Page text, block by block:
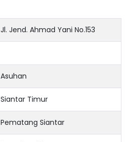
Jl. Jend. Ahmad Yani No.153
Asuhan
Siantar Timur
Pematang Siantar